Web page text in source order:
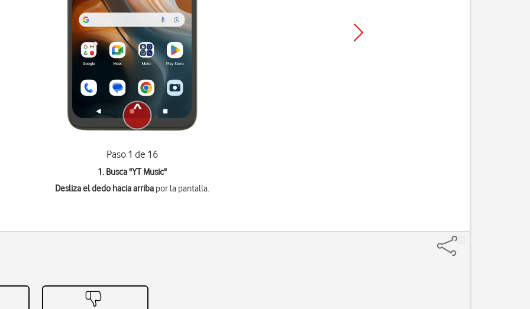
Paso 1 de 16
1. Busca "YT Music"
Desliza el dedo hacia arriba por la pantalla.